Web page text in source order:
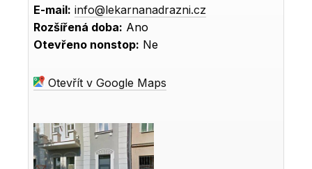
E-mail: info@lekarnanadrazni.cz
Rozšířená doba: Ano
Otevřeno nonstop: Ne
Otevřít v Google Maps